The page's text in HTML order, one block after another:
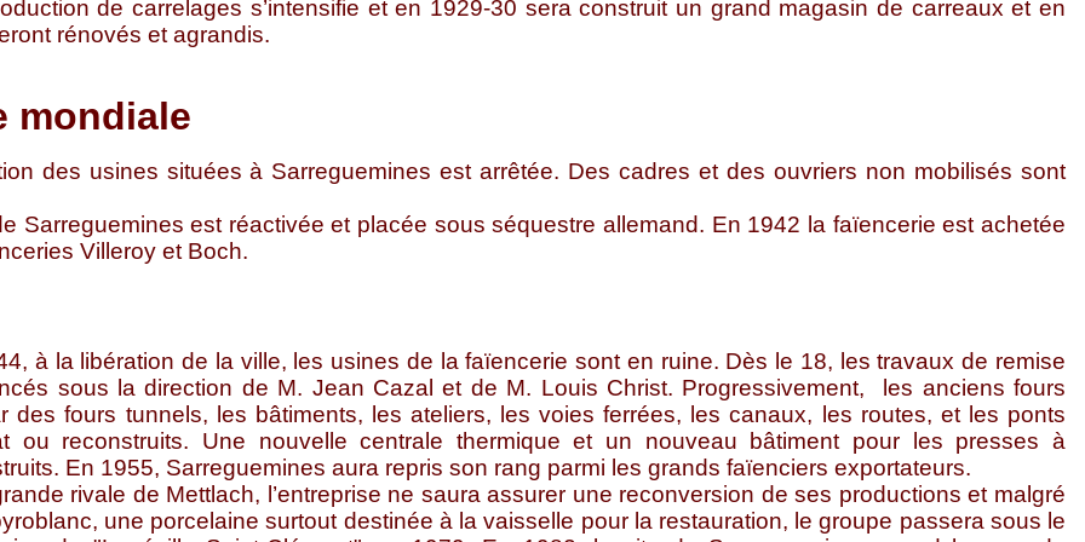
de carrelages s’intensifie et en 1929-30 sera construit un grand magasin de carreaux et en
rénovés et agrandis.
mondiale
des usines situées à Sarreguemines est arrêtée. Des cadres et des ouvriers non mobilisés sont
Sarreguemines est réactivée et placée sous séquestre allemand. En 1942 la faïencerie est achetée
Villeroy et Boch.
à la libération de la ville, les usines de la faïencerie sont en ruine. Dès le 18, les travaux de remise
sous la direction de M. Jean Cazal et de M. Louis Christ. Progressivement, les anciens fours
des fours tunnels, les bâtiments, les ateliers, les voies ferrées, les canaux, les routes, et les ponts
ou reconstruits. Une nouvelle centrale thermique et un nouveau bâtiment pour les presses à
En 1955, Sarreguemines aura repris son rang parmi les grands faïenciers exportateurs.
rivale de Mettlach, l’entreprise ne saura assurer une reconversion de ses productions et malgré
une porcelaine surtout destinée à la vaisselle pour la restauration, le groupe passera sous le